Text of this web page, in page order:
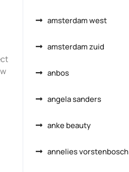
amsterdam west
amsterdam zuid
anbos
angela sanders
anke beauty
annelies vorstenbosch